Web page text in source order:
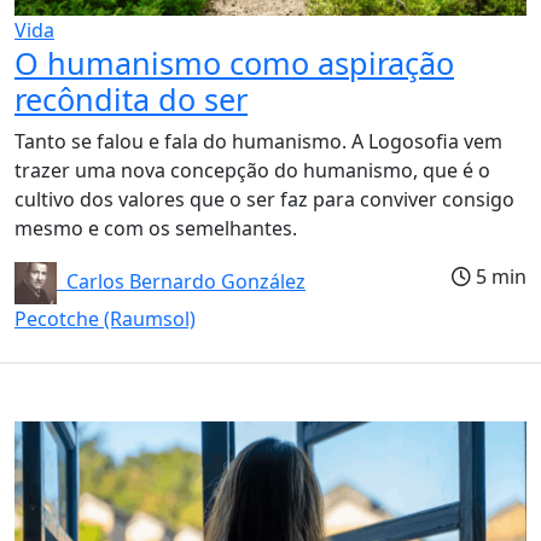
Vida
O humanismo como aspiração
recôndita do ser
Tanto se falou e fala do humanismo. A Logosofia vem
trazer uma nova concepção do humanismo, que é o
cultivo dos valores que o ser faz para conviver consigo
mesmo e com os semelhantes.
Carlos Bernardo González
Pecotche (Raumsol)
5 min